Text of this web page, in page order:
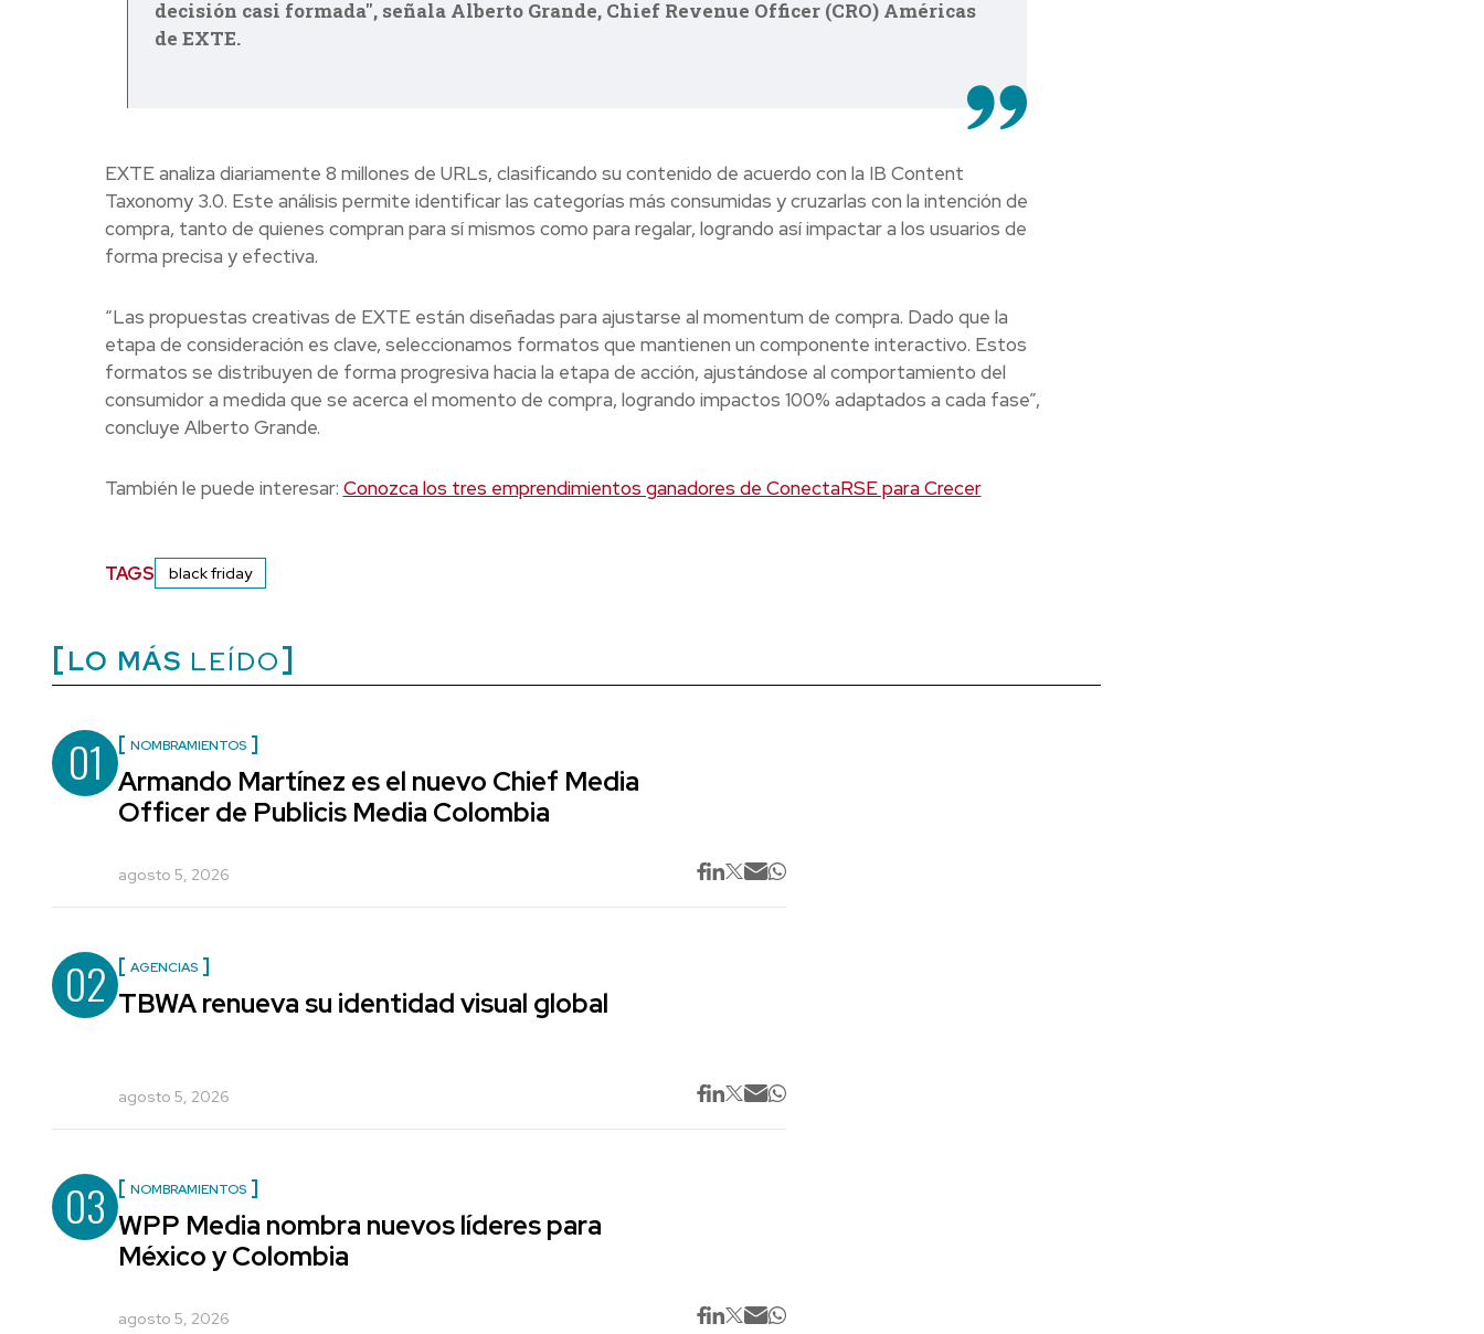
decisión casi formada", señala Alberto Grande, Chief Revenue Officer (CRO) Américas
de EXTE.
EXTE analiza diariamente 8 millones de URLs, clasificando su contenido de acuerdo con la IB Content
Taxonomy 3.0. Este análisis permite identificar las categorías más consumidas y cruzarlas con la intención de
compra, tanto de quienes compran para sí mismos como para regalar, logrando así impactar a los usuarios de
forma precisa y efectiva.
“Las propuestas creativas de EXTE están diseñadas para ajustarse al momentum de compra. Dado que la
etapa de consideración es clave, seleccionamos formatos que mantienen un componente interactivo. Estos
formatos se distribuyen de forma progresiva hacia la etapa de acción, ajustándose al comportamiento del
consumidor a medida que se acerca el momento de compra, logrando impactos 100% adaptados a cada fase”,
concluye Alberto Grande.
También le puede interesar: Conozca los tres emprendimientos ganadores de ConectaRSE para Crecer
TAGS black friday
LO MÁS LEÍDO
01 NOMBRAMIENTOS
Armando Martínez es el nuevo Chief Media
Officer de Publicis Media Colombia
agosto 5, 2026
02 AGENCIAS
TBWA renueva su identidad visual global
agosto 5, 2026
03 NOMBRAMIENTOS
WPP Media nombra nuevos líderes para
México y Colombia
agosto 5, 2026